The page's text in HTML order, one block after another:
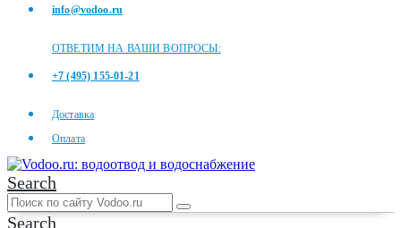
info@vodoo.ru
ОТВЕТИМ НА ВАШИ ВОПРОСЫ:
+7 (495) 155-01-21
Доставка
Оплата
Search
Search